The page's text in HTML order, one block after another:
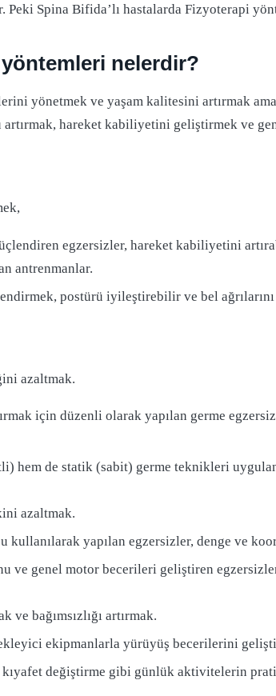
Spina Bifida’lı hastalarda Fizyoterapi
nelerdir?
yönetmek ve yaşam kalitesini artırmak
hareket kabiliyetini geliştirmek ve
egzersizler, hareket kabiliyetini
antrenmanlar.
postürü iyileştirebilir ve bel
azaltmak.
için düzenli olarak yapılan germe
hem de statik (sabit) germe teknikleri
azaltmak.
kullanılarak yapılan egzersizler, denge ve
genel motor becerileri geliştiren
bağımsızlığı artırmak.
ekipmanlarla yürüyüş becerilerini
değiştirme gibi günlük aktivitelerin